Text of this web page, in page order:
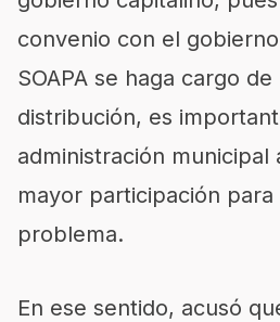
convenio con el
SOAPA se haga cargo
distribución, es
administración municipal
mayor participación
problema.
En ese sentido, acusó